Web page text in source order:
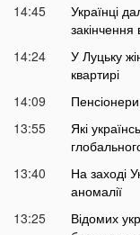
14:45
Українці
закінчення
14:24
У Луцьку
квартирі
14:09
13:55
Які
13:40
На заході
аномалії
13:25
Відомих